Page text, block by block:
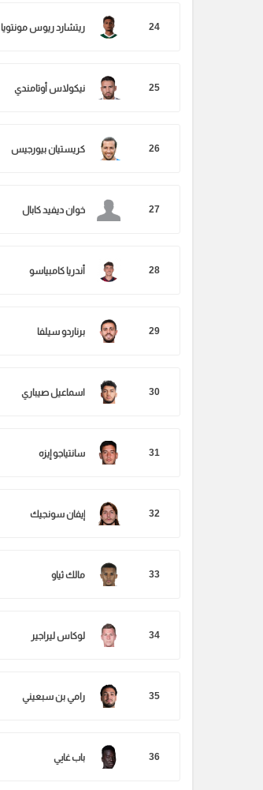
24 ريتشارد ريوس مونتويا
25 نيكولاس أوتامندي
26 كريستيان بيورجيس
27 خوان ديفيد كابال
28 أندريا كامبياسو
29 برناردو سيلفا
30 اسماعيل صيباري
31 سانتياجو إيزه
32 إيفان سونجيك
33 مالك ثياو
34 لوكاس ليراجير
35 رامي بن سبعيني
36 باب غايي